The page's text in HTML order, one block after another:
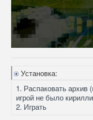
Установка:
1. Распаковать архив
игрой не было
2. Играть